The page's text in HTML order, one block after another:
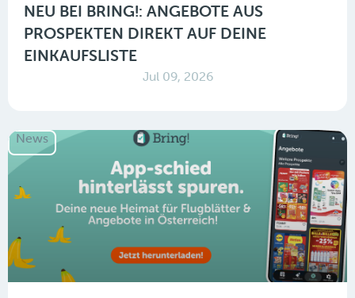
NEU BEI BRING!: ANGEBOTE AUS
PROSPEKTEN DIREKT AUF DEINE
EINKAUFSLISTE
Jul 09, 2026
News